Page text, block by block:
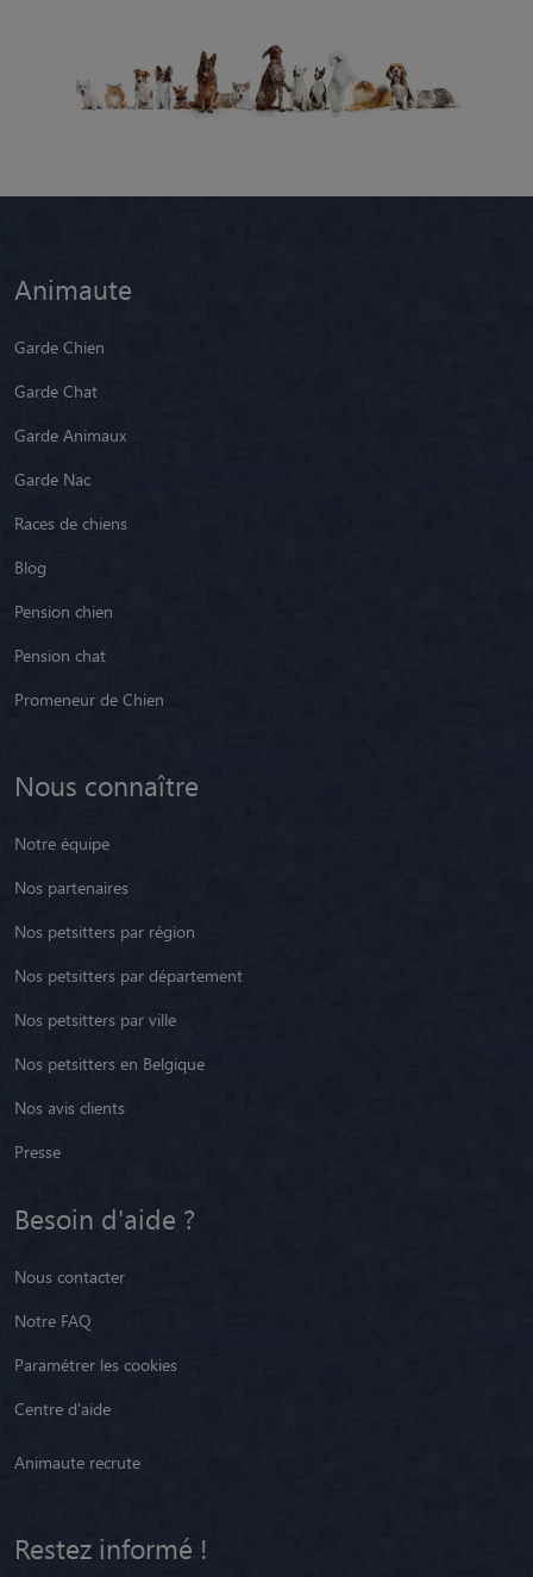
Animaute
Garde Chien
Garde Chat
Garde Animaux
Garde Nac
Races de chiens
Blog
Pension chien
Pension chat
Promeneur de Chien
Nous connaître
Notre équipe
Nos partenaires
Nos petsitters par région
Nos petsitters par département
Nos petsitters par ville
Nos petsitters en Belgique
Nos avis clients
Presse
Besoin d'aide ?
Nous contacter
Notre FAQ
Paramétrer les cookies
Centre d'aide
Animaute recrute
Restez informé !